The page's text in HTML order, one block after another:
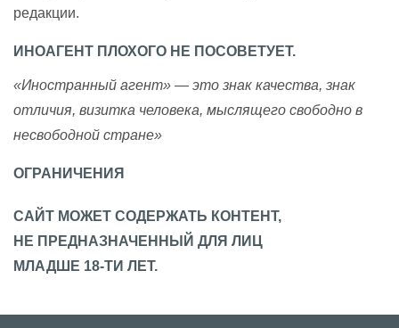
редакции.
ИНОАГЕНТ ПЛОХОГО НЕ ПОСОВЕТУЕТ.
«Иностранный агент» — это знак качества, знак
отличия, визитка человека, мыслящего свободно в
несвободной стране»
ОГРАНИЧЕНИЯ
САЙТ МОЖЕТ СОДЕРЖАТЬ КОНТЕНТ,
НЕ ПРЕДНАЗНАЧЕННЫЙ ДЛЯ ЛИЦ
МЛАДШЕ 18-ТИ ЛЕТ.